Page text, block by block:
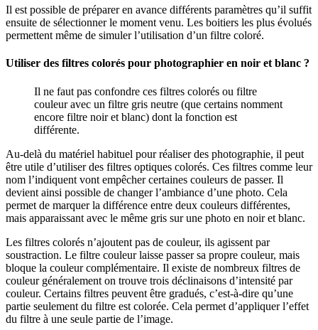
Il est possible de préparer en avance différents paramètres qu’il suffit
ensuite de sélectionner le moment venu. Les boitiers les plus évolués
permettent même de simuler l’utilisation d’un filtre coloré.
Utiliser des filtres colorés pour photographier en noir et blanc ?
Il ne faut pas confondre ces filtres colorés ou filtre
couleur avec un filtre gris neutre (que certains nomment
encore filtre noir et blanc) dont la fonction est
différente.
Au-delà du matériel habituel pour réaliser des photographie, il peut
être utile d’utiliser des filtres optiques colorés. Ces filtres comme leur
nom l’indiquent vont empêcher certaines couleurs de passer. Il
devient ainsi possible de changer l’ambiance d’une photo. Cela
permet de marquer la différence entre deux couleurs différentes,
mais apparaissant avec le même gris sur une photo en noir et blanc.
Les filtres colorés n’ajoutent pas de couleur, ils agissent par
soustraction. Le filtre couleur laisse passer sa propre couleur, mais
bloque la couleur complémentaire. Il existe de nombreux filtres de
couleur généralement on trouve trois déclinaisons d’intensité par
couleur. Certains filtres peuvent être gradués, c’est-à-dire qu’une
partie seulement du filtre est colorée. Cela permet d’appliquer l’effet
du filtre à une seule partie de l’image.